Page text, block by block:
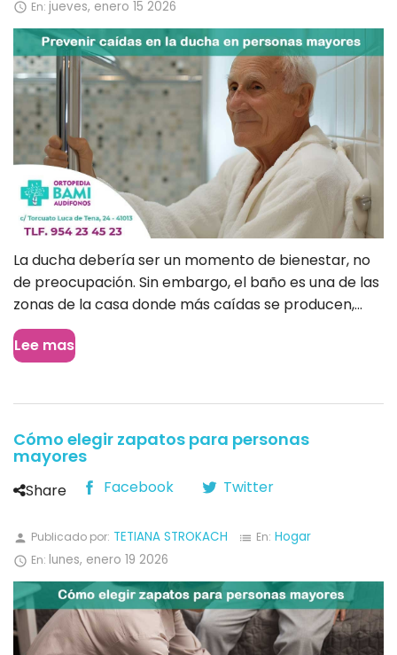
 En: jueves, enero 15 2026
La ducha debería ser un momento de bienestar, no
de preocupación. Sin embargo, el baño es una de las
zonas de la casa donde más caídas se producen,...
Lee mas
Cómo elegir zapatos para personas
mayores
Share Facebook Twitter
person Publicado por: TETIANA STROKACH list En: Hogar
 En: lunes, enero 19 2026